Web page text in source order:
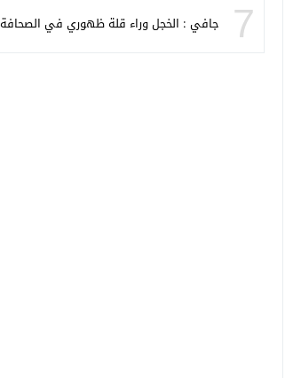
7 جافي : الخجل وراء قلة ظهوري في الصحافة